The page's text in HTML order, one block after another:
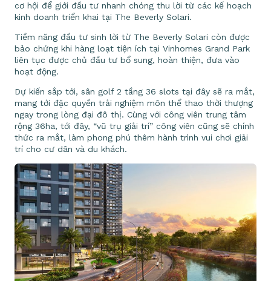
cơ hội để giới đầu tư nhanh chóng thu lời từ các kế hoạch
kinh doanh triển khai tại The Beverly Solari.
Tiềm năng đầu tư sinh lời từ The Beverly Solari còn được
bảo chứng khi hàng loạt tiện ích tại Vinhomes Grand Park
liên tục được chủ đầu tư bổ sung, hoàn thiện, đưa vào
hoạt động.
Dự kiến sắp tới, sân golf 2 tầng 36 slots tại đây sẽ ra mắt,
mang tới đặc quyền trải nghiệm môn thể thao thời thượng
ngay trong lòng đại đô thị. Cùng với công viên trung tâm
rộng 36ha, tới đây, “vũ trụ giải trí” công viên cũng sẽ chính
thức ra mắt, làm phong phú thêm hành trình vui chơi giải
trí cho cư dân và du khách.